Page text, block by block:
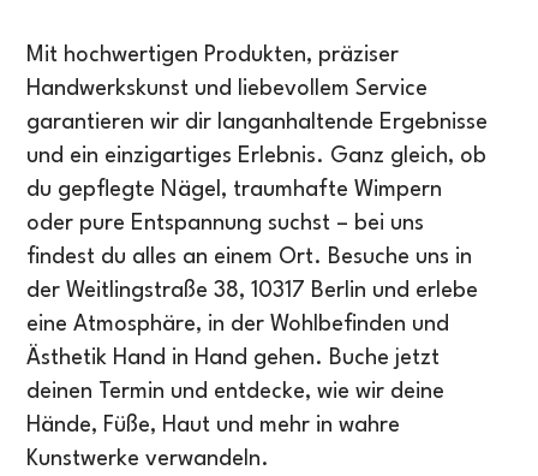
Mit hochwertigen Produkten, präziser
Handwerkskunst und liebevollem Service
garantieren wir dir langanhaltende Ergebnisse
und ein einzigartiges Erlebnis. Ganz gleich, ob
du gepflegte Nägel, traumhafte Wimpern
oder pure Entspannung suchst – bei uns
findest du alles an einem Ort. Besuche uns in
der Weitlingstraße 38, 10317 Berlin und erlebe
eine Atmosphäre, in der Wohlbefinden und
Ästhetik Hand in Hand gehen. Buche jetzt
deinen Termin und entdecke, wie wir deine
Hände, Füße, Haut und mehr in wahre
Kunstwerke verwandeln.